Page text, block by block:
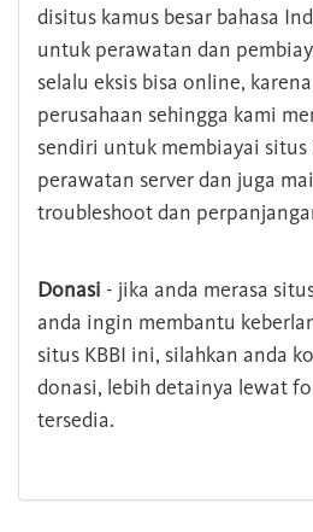
disitus kamus besar bahasa
untuk perawatan dan
selalu eksis bisa online,
perusahaan sehingga kami
sendiri untuk membiayai situs
perawatan server dan juga
troubleshoot dan
Donasi - jika anda merasa
anda ingin membantu
situs KBBI ini, silahkan anda
donasi, lebih detainya lewat
tersedia.